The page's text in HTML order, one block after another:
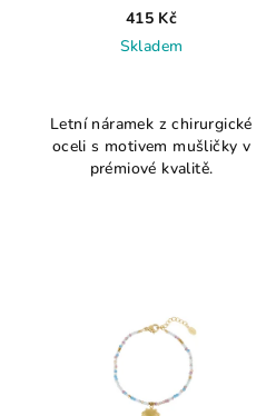
415 Kč
Skladem
Letní náramek z chirurgické
oceli s motivem mušličky v
prémiové kvalitě.